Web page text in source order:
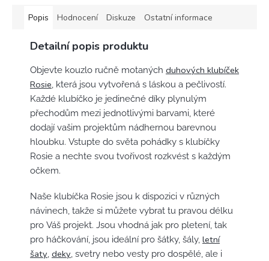
Popis Hodnocení Diskuze Ostatní informace
Detailní popis produktu
Objevte kouzlo ručně motaných duhových klubíček
Rosie , která jsou vytvořená s láskou a pečlivostí.
Každé klubíčko je jedinečné díky plynulým
přechodům mezi jednotlivými barvami, které
dodají vašim projektům nádhernou barevnou
hloubku. Vstupte do světa pohádky s klubíčky
Rosie a nechte svou tvořivost rozkvést s každým
očkem.
Naše klubíčka Rosie jsou k dispozici v různých
návinech, takže si můžete vybrat tu pravou délku
pro Váš projekt. Jsou vhodná jak pro pletení, tak
pro háčkování, jsou ideální pro šátky, šály, letní
šaty deky , svetry nebo vesty pro dospělé, ale i